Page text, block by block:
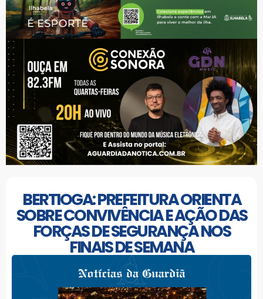
BERTIOGA: PREFEITURA ORIENTA
SOBRE CONVIVÊNCIA E AÇÃO DAS
FORÇAS DE SEGURANÇA NOS
FINAIS DE SEMANA